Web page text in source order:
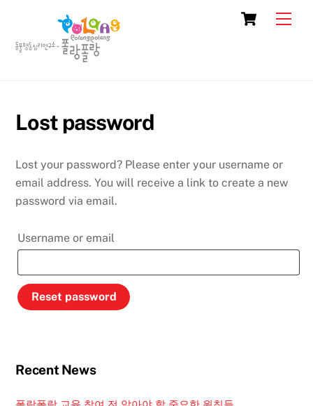
content
Cart
Lost password
Lost your password? Please enter your username or
email address. You will receive a link to create a new
password via email.
Username or email
Reset password
Recent News